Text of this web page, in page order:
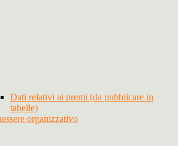
Dati relativi ai premi (da pubblicare in
tabelle)
organizzativo